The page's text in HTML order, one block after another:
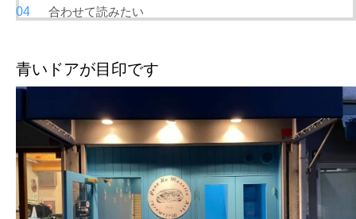
合わせて読みたい
青いドアが目印です